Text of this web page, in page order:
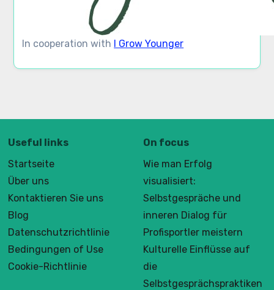
In cooperation with I Grow Younger
Useful links
Startseite
Über uns
Kontaktieren Sie uns
Blog
Datenschutzrichtlinie
Bedingungen of Use
Cookie-Richtlinie
On focus
Wie man Erfolg
visualisiert:
Selbstgespräche und
inneren Dialog für
Profisportler meistern
Kulturelle Einflüsse auf
die
Selbstgesprächspraktiken